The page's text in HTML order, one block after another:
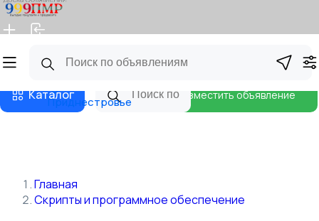
Главная
Каталог
Приднестровье
Разместить объявление
Главная
Скрипты и программное обеспечение